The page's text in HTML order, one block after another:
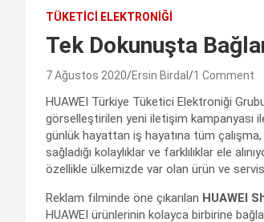
TÜKETICI ELEKTRONIĞI
Tek Dokunuşta
7 Ağustos 2020 Ersin Birdal 1 Comment
HUAWEI Türkiye Tüketici Elektroniği
görselleştirilen yeni iletişim kampanyası
günlük hayattan iş hayatına tüm
sağladığı kolaylıklar ve farklılıklar ele
özellikle ülkemizde var olan ürün ve
Reklam filminde öne çıkarılan HUAWEI
HUAWEI ürünlerinin kolayca birbirine